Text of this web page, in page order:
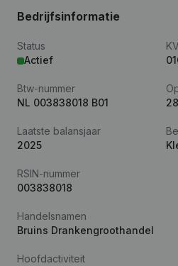
Bedrijfsinformatie
Status
Actief
Btw-nummer
NL 003838018 B01
Laatste balansjaar
2025
RSIN-nummer
003838018
Handelsnamen
Bruins Drankengroothandel
Hoofdactiviteit